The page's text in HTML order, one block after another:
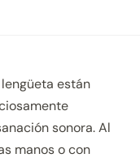
están
sonora. Al
manos o con